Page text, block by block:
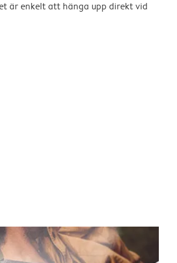
är enkelt att hänga upp direkt vid